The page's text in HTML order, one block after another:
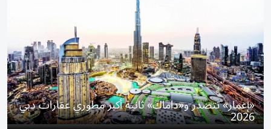
«إعمار» تتصدر و«داماك» ثانية أكبر مطوري عقارات دبي
2026